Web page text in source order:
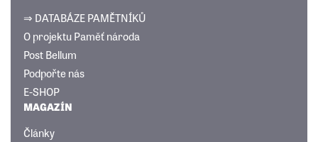
⇒ DATABÁZE PAMĚTNÍKŮ
O projektu Paměť národa
Post Bellum
Podpořte nás
E-SHOP
MAGAZÍN
Články